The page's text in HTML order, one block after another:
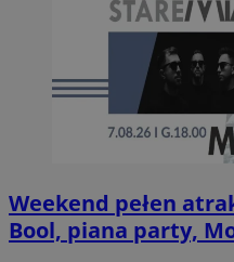
Weekend pełen
Bool, piana party,